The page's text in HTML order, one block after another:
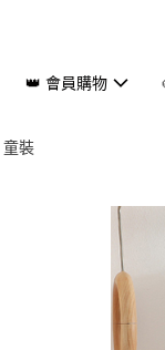
👑 會員購物
童裝